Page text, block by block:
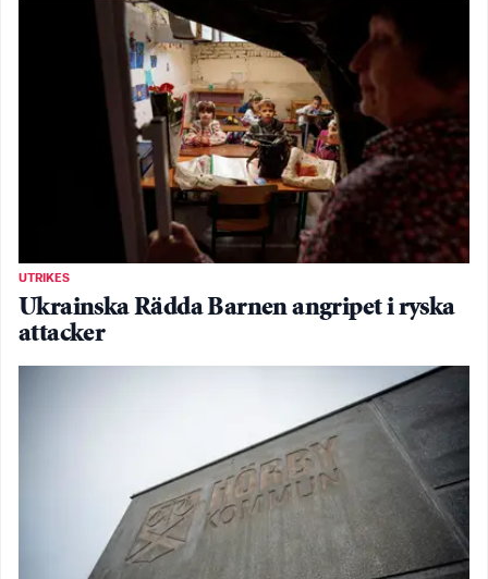
UTRIKES
Ukrainska Rädda Barnen angripet i ryska
attacker